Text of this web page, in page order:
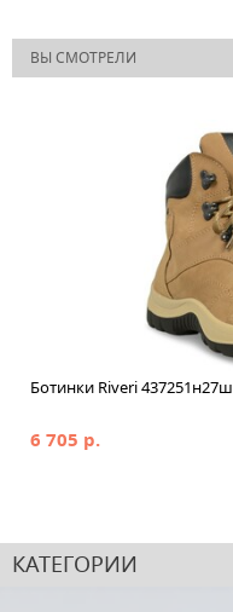
ВЫ СМОТРЕЛИ
Ботинки Riveri 437251н27ш
6 705 р.
КАТЕГОРИИ